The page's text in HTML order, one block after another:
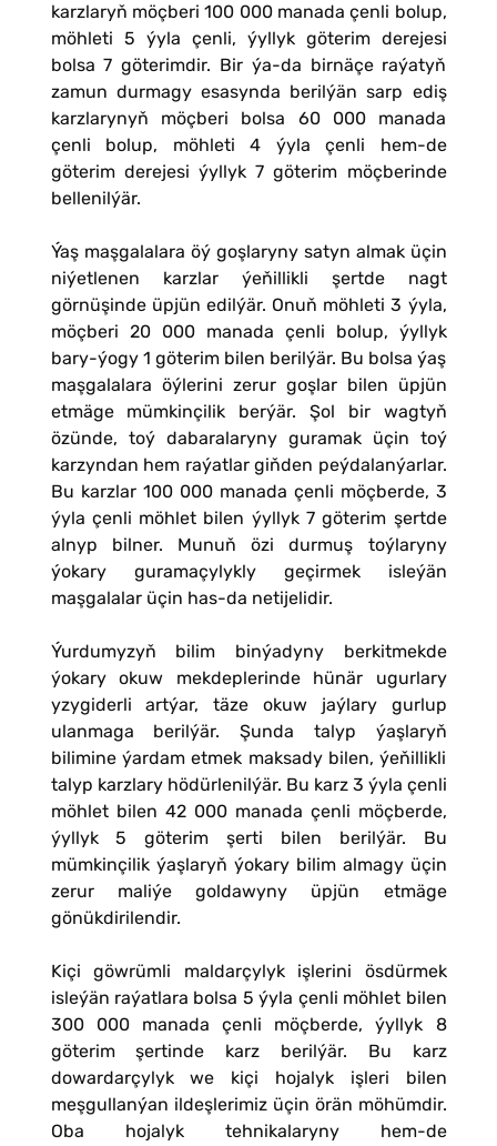
karzlaryň möçberi 100 000 manada çenli bolup,
möhleti 5 ýyla çenli, ýyllyk göterim derejesi
bolsa 7 göterimdir. Bir ýa-da birnäçe raýatyň
zamun durmagy esasynda berilýän sarp ediş
karzlarynyň möçberi bolsa 60 000 manada
çenli bolup, möhleti 4 ýyla çenli hem-de
göterim derejesi ýyllyk 7 göterim möçberinde
bellenilýär.
Ýaş maşgalalara öý goşlaryny satyn almak üçin
niýetlenen karzlar ýeňillikli şertde nagt
görnüşinde üpjün edilýär. Onuň möhleti 3 ýyla,
möçberi 20 000 manada çenli bolup, ýyllyk
bary-ýogy 1 göterim bilen berilýär. Bu bolsa ýaş
maşgalalara öýlerini zerur goşlar bilen üpjün
etmäge mümkinçilik berýär. Şol bir wagtyň
özünde, toý dabaralaryny guramak üçin toý
karzyndan hem raýatlar giňden peýdalanýarlar.
Bu karzlar 100 000 manada çenli möçberde, 3
ýyla çenli möhlet bilen ýyllyk 7 göterim şertde
alnyp bilner. Munuň özi durmuş toýlaryny
ýokary guramaçylykly geçirmek isleýän
maşgalalar üçin has-da netijelidir.
Ýurdumyzyň bilim binýadyny berkitmekde
ýokary okuw mekdeplerinde hünär ugurlary
yzygiderli artýar, täze okuw jaýlary gurlup
ulanmaga berilýär. Şunda talyp ýaşlaryň
bilimine ýardam etmek maksady bilen, ýeňillikli
talyp karzlary hödürlenilýär. Bu karz 3 ýyla çenli
möhlet bilen 42 000 manada çenli möçberde,
ýyllyk 5 göterim şerti bilen berilýär. Bu
mümkinçilik ýaşlaryň ýokary bilim almagy üçin
zerur maliýe goldawyny üpjün etmäge
gönükdirilendir.
Kiçi göwrümli maldarçylyk işlerini ösdürmek
isleýän raýatlara bolsa 5 ýyla çenli möhlet bilen
300 000 manada çenli möçberde, ýyllyk 8
göterim şertinde karz berilýär. Bu karz
dowardarçylyk we kiçi hojalyk işleri bilen
meşgullanýan ildeşlerimiz üçin örän möhümdir.
Oba hojalyk tehnikalaryny hem-de